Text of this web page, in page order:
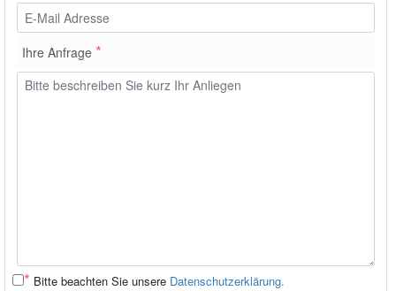
Ihre Anfrage *
* Bitte beachten Sie unsere Datenschutzerklärung.